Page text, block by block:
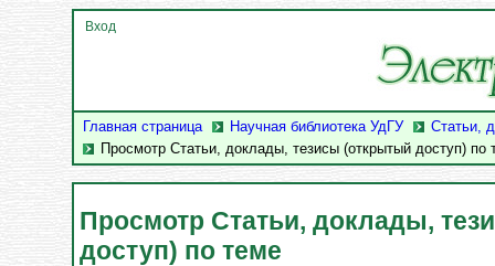
Главная страница Научная библиотека УдГУ
Статьи,
Просмотр Статьи, доклады, тезисы (открытый доступ) по
Вход
Просмотр Статьи, доклады,
доступ) по теме